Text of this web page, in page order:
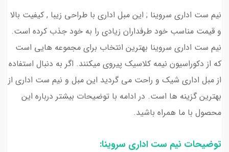
نیم ست اداری سروینا ; این مبل اداری با طراحی زیبا , کیفیت بالا
و قیمت مناسب خود طرفداران زیادی را به خود جذب کرده است.
نیم ست اداری سروینا بهترین انتخاب برای مجموعه هایی است
که از دکوراسیون نیمه کلاسیک پیروی میکنند. اگر به دنبال استفاده
از مبل اداری شیک و راحت می گردید این مبل و نیم ست اداری از
بهترین گزینه ها است. در ادامه با توضیحات بیشتر درباره این
محصول با ما همراه باشید.
توضیحات نیم ست اداری سروینا: